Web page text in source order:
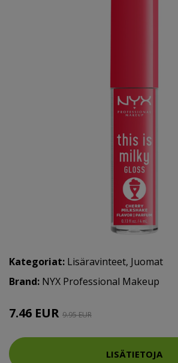
Kategoriat: Lisäravinteet, Juomat
Brand: NYX Professional Makeup
7.46 EUR 9.95 EUR
LISÄTIETOJA